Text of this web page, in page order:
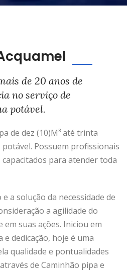
de 20 anos de
no serviço de
potável.
de dez (10)M³ até trinta
Possuem profissionais
para atender toda
a solução da necessidade de
a agilidade do
suas ações. Iniciou em
e dedicação, hoje é uma
qualidade e pontualidades
de Caminhão pipa e